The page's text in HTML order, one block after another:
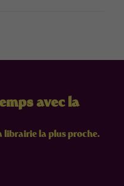
avec la
librairie la plus proche.